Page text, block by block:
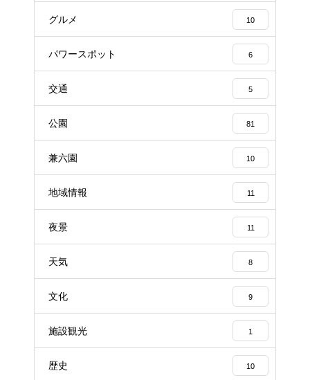
グルメ 10
パワースポット 6
交通 5
公園 81
兼六園 10
地域情報 11
夜景 11
天気 8
文化 9
施設観光 1
歴史 10